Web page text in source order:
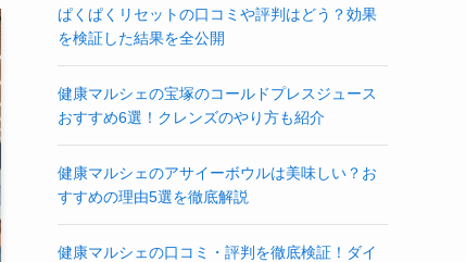
ぱくぱくリセットの口コミや評判はどう？効果
を検証した結果を全公開
健康マルシェの宝塚のコールドプレスジュース
おすすめ6選！クレンズのやり方も紹介
健康マルシェのアサイーボウルは美味しい？お
すすめの理由5選を徹底解説
健康マルシェの口コミ・評判を徹底検証！ダイ